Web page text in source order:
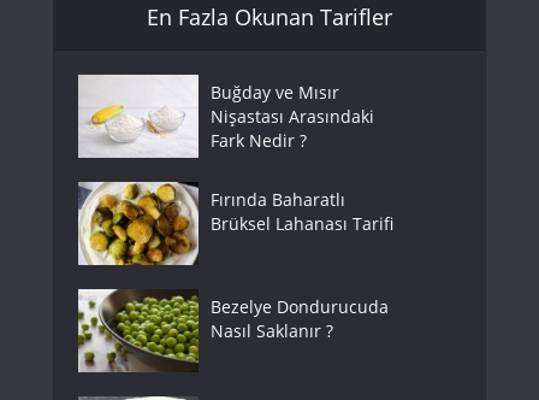
En Fazla Okunan Tarifler
Buğday ve Mısır
Nişastası Arasındaki
Fark Nedir ?
Fırında Baharatlı
Brüksel Lahanası Tarifi
Bezelye Dondurucuda
Nasıl Saklanır ?